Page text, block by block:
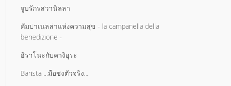
จูบรักรสวานิลลา
คัมปาเนลล่าแห่งความสุข - la campanella della
benedizione -
ฮิราโนะกับคางิอุระ
Barista ...มือชงตัวจริง...